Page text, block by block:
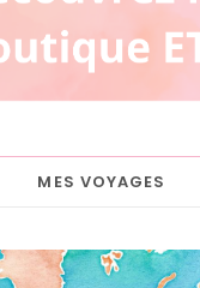
MES VOYAGES